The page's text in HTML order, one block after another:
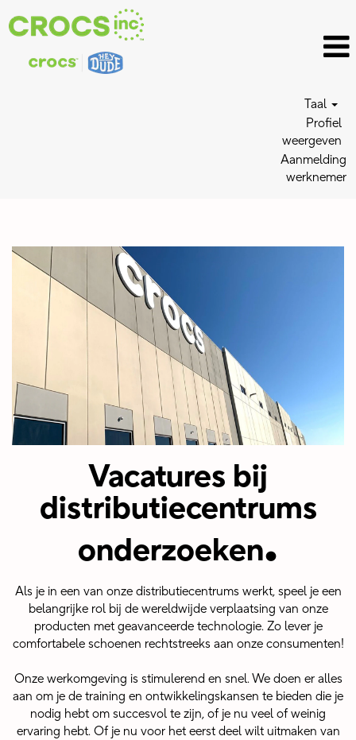
Taal
Profiel
weergeven
Aanmelding
werknemer
Jobs_NL
Vacatures bij
distributiecentrums
onderzoeken.
Als je in een van onze distributiecentrums werkt, speel je een
belangrijke rol bij de wereldwijde verplaatsing van onze
producten met geavanceerde technologie. Zo lever je
comfortabele schoenen rechtstreeks aan onze consumenten!
Onze werkomgeving is stimulerend en snel. We doen er alles
aan om je de training en ontwikkelingskansen te bieden die je
nodig hebt om succesvol te zijn, of je nu veel of weinig
ervaring hebt. Of je nu voor het eerst deel wilt uitmaken van